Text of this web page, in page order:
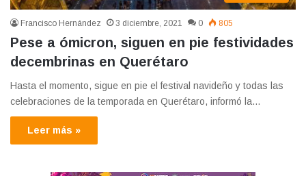
Francisco Hernández 3 diciembre, 2021 0 805
Pese a ómicron, siguen en pie festividades
decembrinas en Querétaro
Hasta el momento, sigue en pie el festival navideño y todas las
celebraciones de la temporada en Querétaro, informó la…
Leer más »